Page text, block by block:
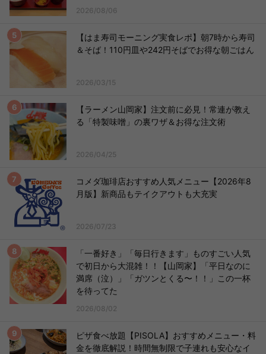
2026/08/06
【はま寿司モーニング実食レポ】朝7時から寿司
＆そば！110円皿や242円そばでお得な朝ごはん
2026/03/15
【ラーメン山岡家】注文前に必見！常連が教え
る「特製味噌」の裏ワザ＆お得な注文術
2026/04/25
コメダ珈琲店おすすめ人気メニュー【2026年8
月版】新商品もテイクアウトも大充実
2026/07/23
「一番好き」「毎日行きます」ものすごい人気
で初日から大混雑！！【山岡家】「平日なのに
満席（泣）」「ガツンとくる〜！！」この一杯
を待ってた
2026/08/02
ピザ食べ放題【PISOLA】おすすめメニュー・料
金を徹底解説！時間無制限で子連れも安心なイ